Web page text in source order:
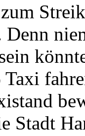
Denn
Taxi
Stadt